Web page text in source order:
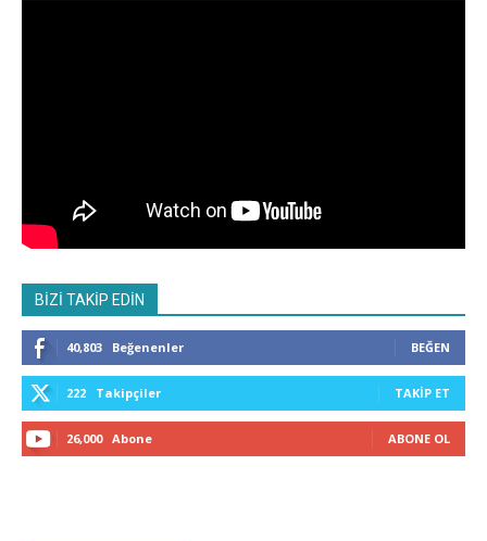
BİZİ TAKİP EDİN
40,803 Beğenenler BEĞEN
222 Takipçiler TAKIP ET
26,000 Abone ABONE OL